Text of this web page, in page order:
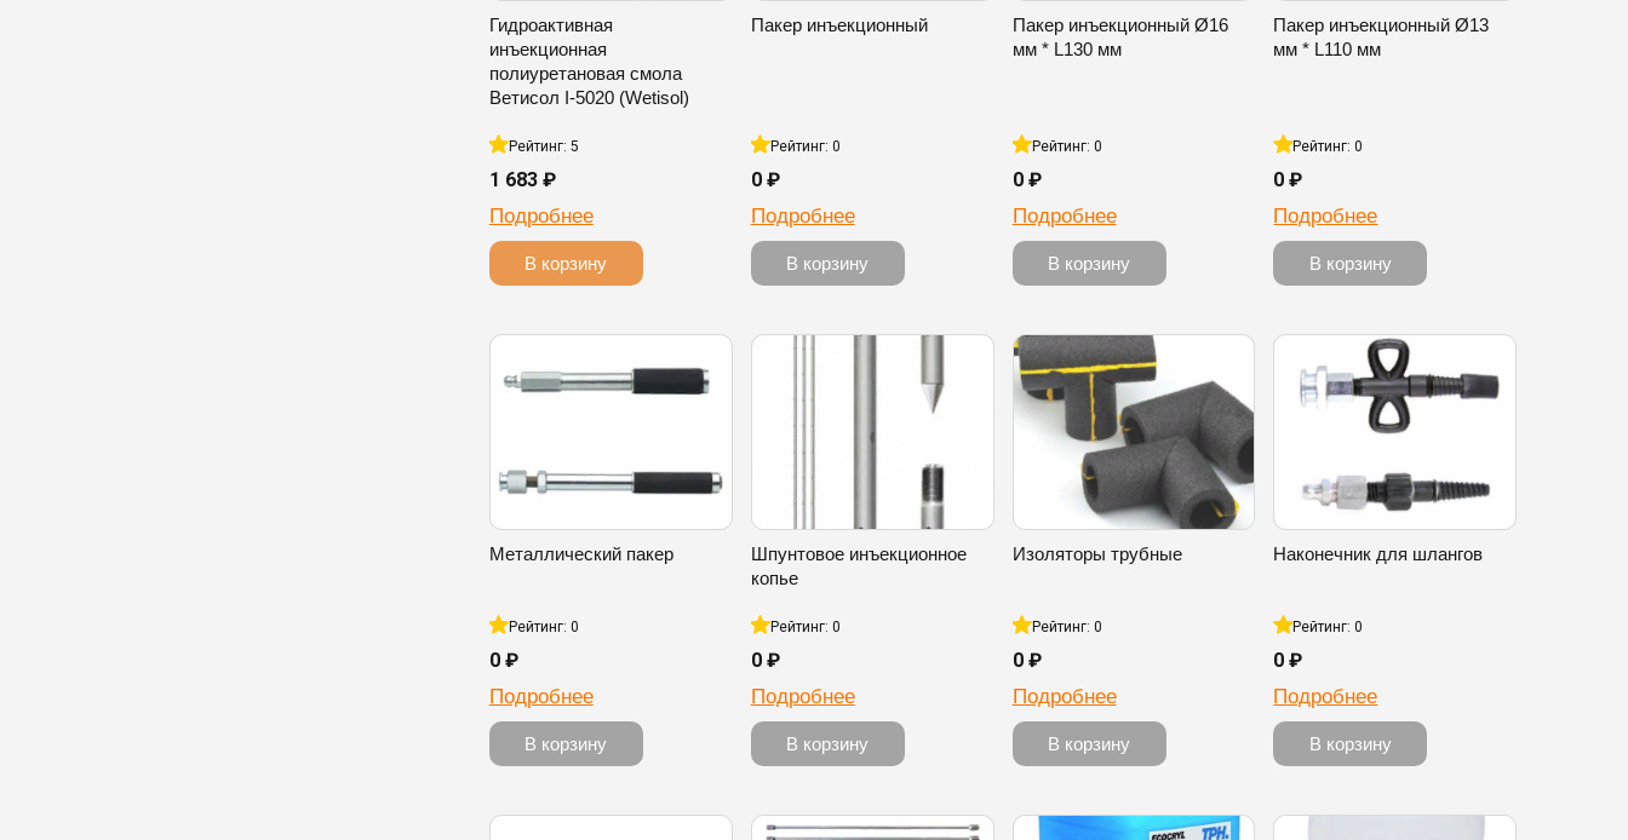
Гидроактивная
инъекционная
полиуретановая смола
Ветисол I-5020 (Wetisol)
Рейтинг: 5
1 683 ₽
Подробнее
В корзину
Пакер инъекционный
Рейтинг: 0
0 ₽
Подробнее
В корзину
Пакер инъекционный Ø16
мм * L130 мм
Рейтинг: 0
0 ₽
Подробнее
В корзину
Пакер инъекционный Ø13
мм * L110 мм
Рейтинг: 0
0 ₽
Подробнее
В корзину
Металлический пакер
Рейтинг: 0
0 ₽
Подробнее
В корзину
Шпунтовое инъекционное
копье
Рейтинг: 0
0 ₽
Подробнее
В корзину
Изоляторы трубные
Рейтинг: 0
0 ₽
Подробнее
В корзину
Наконечник для шлангов
Рейтинг: 0
0 ₽
Подробнее
В корзину